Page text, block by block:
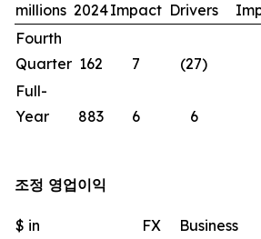
millions 2024Impact Drivers
Fourth
Quarter 162 7 (27)
Full-
Year
883 6 6
조정 영업이익
$ in
FX
Business